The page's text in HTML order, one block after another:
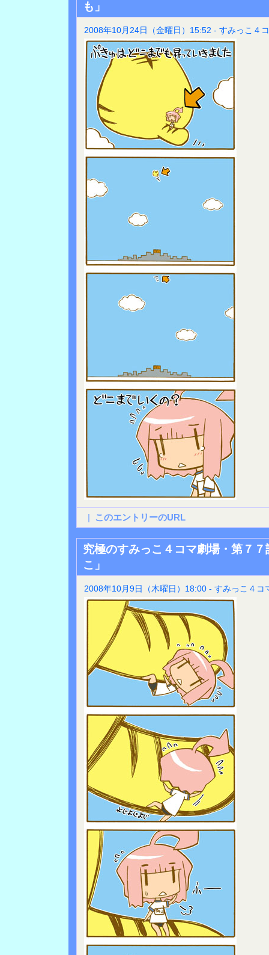
も」
2008年10月24日（金曜日）15:52 - すみっこ４
| このエントリーのURL
究極のすみっこ４コマ劇場・第７
こ」
2008年10月9日（木曜日）18:00 - すみっこ４コ